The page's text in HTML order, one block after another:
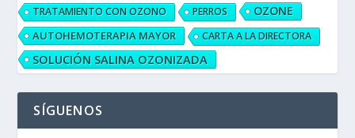
TRATAMIENTO CON OZONO
PERROS OZONE
AUTOHEMOTERAPIA MAYOR CARTA A LA DIRECTORA
SOLUCIÓN SALINA OZONIZADA
SÍGUENOS